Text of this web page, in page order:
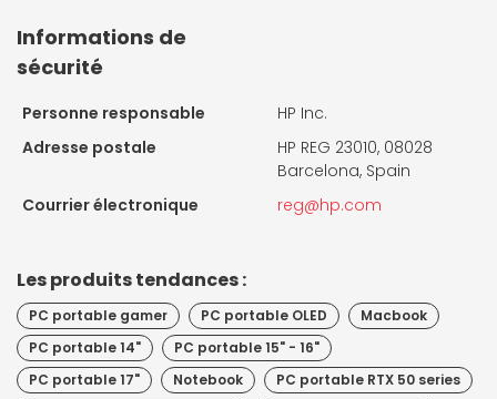
Informations de
sécurité
Personne responsable
HP Inc.
Adresse postale
HP REG 23010, 08028
Barcelona, Spain
Courrier électronique
reg@hp.com
Les produits tendances :
PC portable gamer PC portable OLED
Macbook
PC portable 14"
PC portable 15" - 16"
PC portable 17"
Notebook
PC portable RTX 50 series